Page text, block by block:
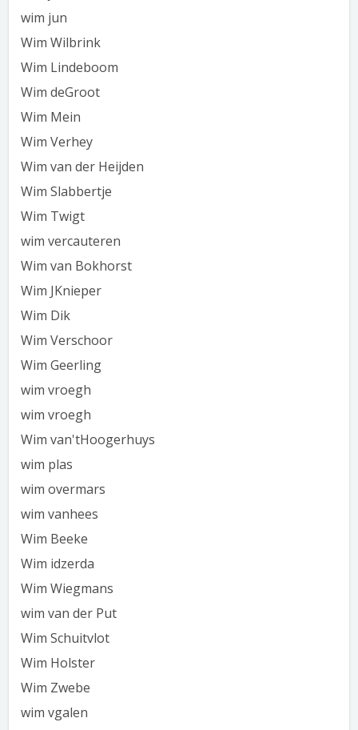
wim jun
Wim Wilbrink
Wim Lindeboom
Wim deGroot
Wim Mein
Wim Verhey
Wim van der Heijden
Wim Slabbertje
Wim Twigt
wim vercauteren
Wim van Bokhorst
Wim JKnieper
Wim Dik
Wim Verschoor
Wim Geerling
wim vroegh
wim vroegh
Wim van'tHoogerhuys
wim plas
wim overmars
wim vanhees
Wim Beeke
Wim idzerda
Wim Wiegmans
wim van der Put
Wim Schuitvlot
Wim Holster
Wim Zwebe
wim vgalen